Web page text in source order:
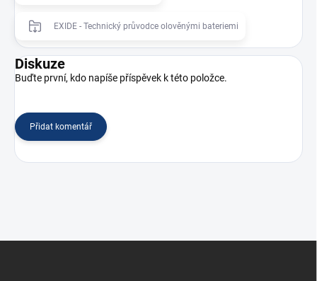
EXIDE - Technický průvodce olověnými bateriemi
Diskuze
Buďte první, kdo napíše příspěvek k této položce.
Přidat komentář